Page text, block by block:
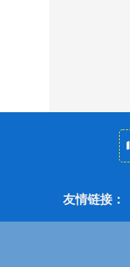
友情链接：